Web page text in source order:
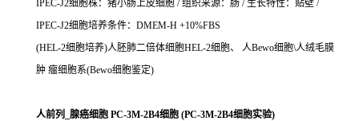
IPEC-J2细胞株：猪小肠上皮细胞 / 组织来源：肠 / 生长特性：贴壁 /
IPEC-J2细胞培养条件：DMEM-H +10%FBS
(HEL-2细胞培养)人胚肺二倍体细胞HEL-2细胞、 人Bewo细胞\人绒毛膜
肿 瘤细胞系(Bewo细胞鉴定)
人前列_腺癌细胞 PC-3M-2B4细胞 (PC-3M-2B4细胞实验)